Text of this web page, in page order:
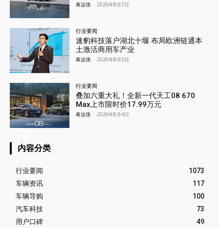
蒋达强 - 2026年8月7日
行业要闻
速豹科技落户湖北十堰 布局欧洲链通本
土激活商用车产业
蒋达强 - 2026年8月5日
行业要闻
叠加六重大礼！全新一代天工08 670
Max上市限时价17.99万元
蒋达强 - 2026年8月4日
内容分类
行业要闻
1073
车辆资讯
117
车辆导购
100
汽车科技
73
用户口碑
49